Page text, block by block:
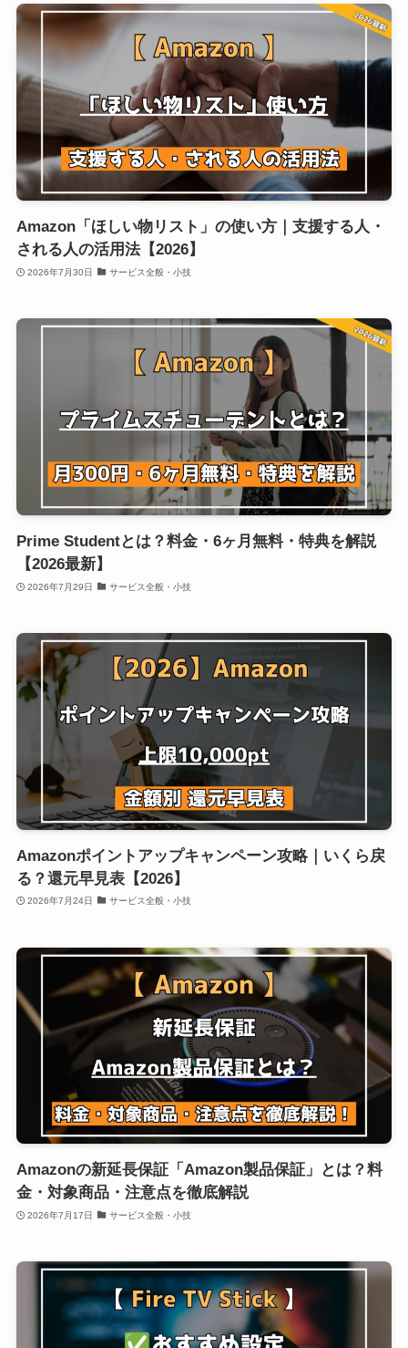
Amazon「ほしい物リスト」の使い方｜支援する人・
される人の活用法【2026】
2026年7月30日 サービス全般・小技
Prime Studentとは？料金・6ヶ月無料・特典を解説
【2026最新】
2026年7月29日 サービス全般・小技
Amazonポイントアップキャンペーン攻略｜いくら戻
る？還元早見表【2026】
2026年7月24日 サービス全般・小技
Amazonの新延長保証「Amazon製品保証」とは？料
金・対象商品・注意点を徹底解説
2026年7月17日 サービス全般・小技